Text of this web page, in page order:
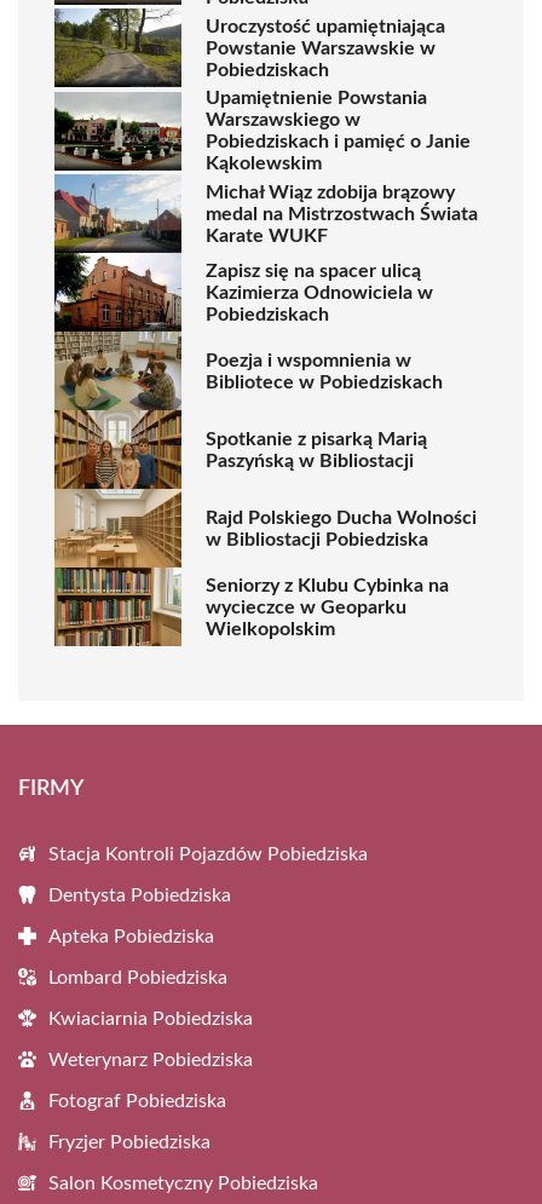
Uroczystość upamiętniająca
Powstanie Warszawskie w
Pobiedziskach
Upamiętnienie Powstania
Warszawskiego w
Pobiedziskach i pamięć o Janie
Kąkolewskim
Michał Wiąz zdobija brązowy
medal na Mistrzostwach Świata
Karate WUKF
Zapisz się na spacer ulicą
Kazimierza Odnowiciela w
Pobiedziskach
Poezja i wspomnienia w
Bibliotece w Pobiedziskach
Spotkanie z pisarką Marią
Paszyńską w Bibliostacji
Rajd Polskiego Ducha Wolności
w Bibliostacji Pobiedziska
Seniorzy z Klubu Cybinka na
wycieczce w Geoparku
Wielkopolskim
FIRMY
Stacja Kontroli Pojazdów Pobiedziska
Dentysta Pobiedziska
Apteka Pobiedziska
Lombard Pobiedziska
Kwiaciarnia Pobiedziska
Weterynarz Pobiedziska
Fotograf Pobiedziska
Fryzjer Pobiedziska
Salon Kosmetyczny Pobiedziska